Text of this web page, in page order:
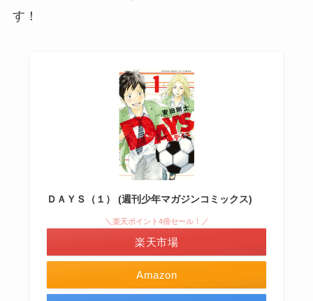
す！
ＤＡＹＳ（１） (週刊少年マガジンコミックス)
Amazon
＼楽天ポイント4倍セール！／
楽天市場